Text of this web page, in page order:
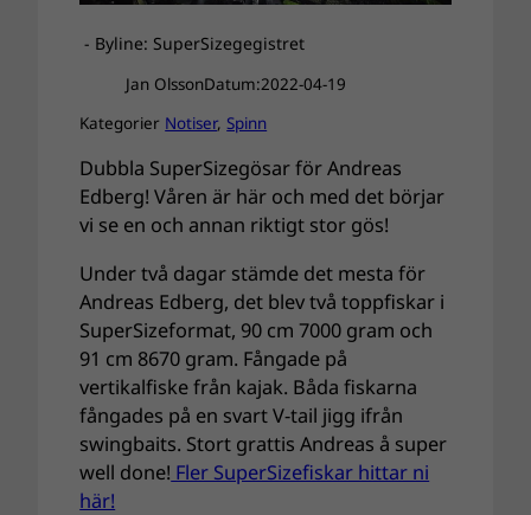
- Byline: SuperSizegegistret
Jan OlssonDatum:2022-04-19
Kategorier Notiser, Spinn
Dubbla SuperSizegösar för Andreas
Edberg! Våren är här och med det börjar
vi se en och annan riktigt stor gös!
Under två dagar stämde det mesta för
Andreas Edberg, det blev två toppfiskar i
SuperSizeformat, 90 cm 7000 gram och
91 cm 8670 gram. Fångade på
vertikalfiske från kajak. Båda fiskarna
fångades på en svart V-tail jigg ifrån
swingbaits. Stort grattis Andreas å super
well done! Fler SuperSizefiskar hittar ni
här!